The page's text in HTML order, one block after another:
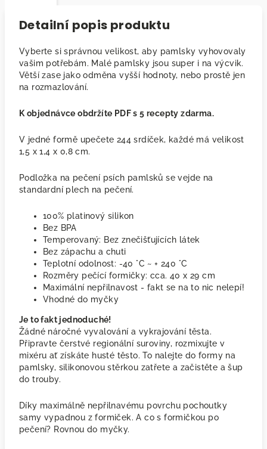
Detailní popis produktu
Vyberte si správnou velikost, aby pamlsky vyhovovaly
vašim potřebám. Malé pamlsky jsou super i na výcvik.
Větší zase jako odměna vyšší hodnoty, nebo prostě jen
na rozmazlování.
K objednávce obdržíte PDF s 5 recepty zdarma.
V jedné formě upečete 244 srdíček, každé má velikost
1,5 x 1,4 x 0,8 cm.
Podložka na pečení psích pamlsků se vejde na
standardní plech na pečení.
100% platinový silikon
Bez BPA
Temperovaný: Bez znečišťujících látek
Bez zápachu a chuti
Teplotní odolnost: -40 °C ~ + 240 °C
Rozměry pečící formičky: cca. 40 x 29 cm
Maximální nepřilnavost - fakt se na to nic nelepí!
Vhodné do myčky
Je to fakt jednoduché!
Žádné náročné vyvalování a vykrajování těsta.
Připravte čerstvé regionální suroviny, rozmixujte v
mixéru ať získáte husté těsto. To nalejte do formy na
pamlsky, silikonovou stěrkou zatřete a začistěte a šup
do trouby.
Díky maximálně nepřilnavému povrchu pochoutky
samy vypadnou z formiček. A co s formičkou po
pečení? Rovnou do myčky.